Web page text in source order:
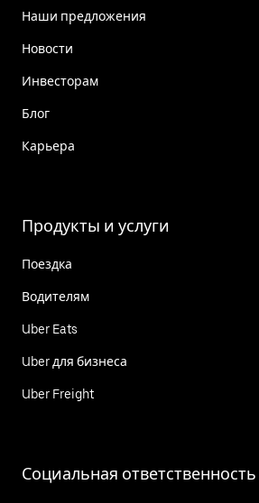
Наши предложения
Новости
Инвесторам
Блог
Карьера
Продукты и услуги
Поездка
Водителям
Uber Eats
Uber для бизнеса
Uber Freight
Социальная ответственность